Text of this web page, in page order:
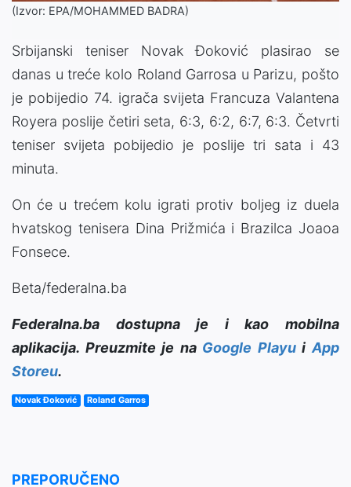
(Izvor: EPA/MOHAMMED BADRA)
Srbijanski teniser Novak Đoković plasirao se
danas u treće kolo Roland Garrosa u Parizu, pošto
je pobijedio 74. igrača svijeta Francuza Valantena
Royera poslije četiri seta, 6:3, 6:2, 6:7, 6:3. Četvrti
teniser svijeta pobijedio je poslije tri sata i 43
minuta.
On će u trećem kolu igrati protiv boljeg iz duela
hvatskog tenisera Dina Prižmića i Brazilca Joaoa
Fonsece.
Beta/federalna.ba
Federalna.ba dostupna je i kao mobilna
aplikacija. Preuzmite je na Google PlayuiApp
Storeu.
Novak Đoković Roland Garros
PREPORUČENO